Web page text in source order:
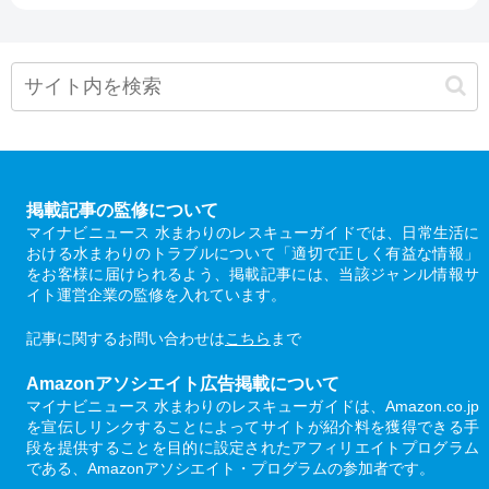
掲載記事の監修について
マイナビニュース 水まわりのレスキューガイドでは、日常生活に
おける水まわりのトラブルについて「適切で正しく有益な情報」
をお客様に届けられるよう、掲載記事には、当該ジャンル情報サ
イト運営企業の監修を入れています。
記事に関するお問い合わせはこちら まで
Amazonアソシエイト広告掲載について
マイナビニュース 水まわりのレスキューガイドは、Amazon.co.jp
を宣伝しリンクすることによってサイトが紹介料を獲得できる手
段を提供することを目的に設定されたアフィリエイトプログラム
である、Amazonアソシエイト・プログラムの参加者です。